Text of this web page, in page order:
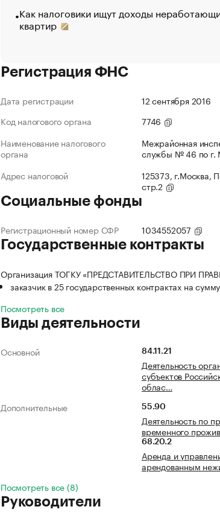
Как налоговики ищут доходы
квартир
Регистрация ФНС
Дата регистрации
12 сентября 2016
Код налогового органа
7746
Наименование налогового
органа
Межрайонная
службы № 46 по г.
Адрес налоговой
125373, г.Москва,
стр.2
Социальные фонды
Регистрационный номер СФР 1034552057
Государственные контракты
Организация ТОГКУ «ПРЕДСТАВИТЕЛЬСТВО ПРИ
заказчик в 25 государственных контрактах на
Посмотреть все
Виды деятельности
Основной 84.11.21
Деятельность
субъектов
облас…
Дополнительные
55.90
Деятельность по
временного
68.20.2
Аренда и
арендованным
Посмотреть все (8)
Руководители